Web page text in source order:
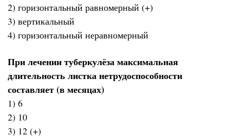
2) горизонтальный равномерный (+)
3) вертикальный
4) горизонтальный неравномерный
При лечении туберкулёза максимальная
длительность листка нетрудоспособности
составляет (в месяцах)
1) 6
2) 10
3) 12 (+)